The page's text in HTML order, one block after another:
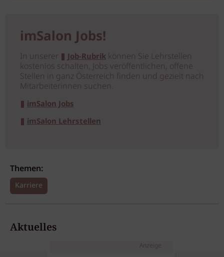
imSalon Jobs!
In unserer Job-Rubrik können Sie Lehrstellen
kostenlos schalten, Jobs veröffentlichen, offene
Stellen in ganz Österreich finden und gezielt nach
Mitarbeiterinnen suchen.
imSalon Jobs
imSalon Lehrstellen
Themen:
Karriere
Aktuelles
Anzeige